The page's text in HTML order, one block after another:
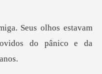
stavam
do pâ